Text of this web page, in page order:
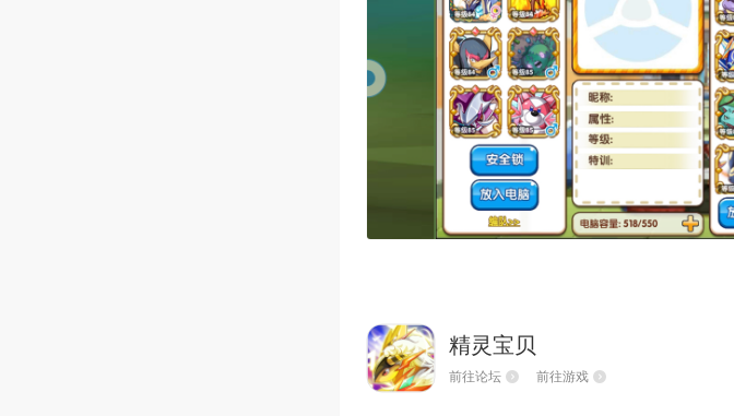
精灵宝贝
前往论坛 前往游戏